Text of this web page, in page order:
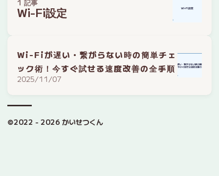
1 記事
Wi-Fi設定
Wi-Fiが遅い・繋がらない時の簡単チェ
ック術！今すぐ試せる速度改善の全手順
2025/11/07
©2022 - 2026 かいせつくん